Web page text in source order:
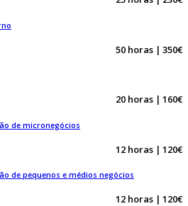
50 horas | 350€
20 horas | 160€
de micronegócios
12 horas | 120€
de pequenos e médios negócios
12 horas | 120€